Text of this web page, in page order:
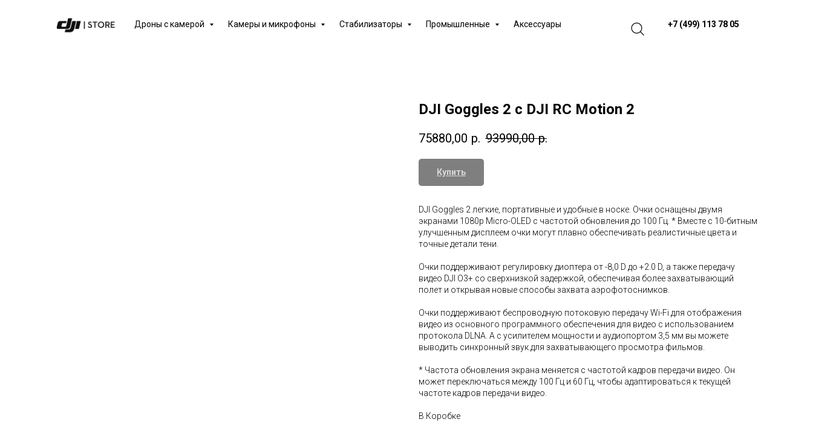
Дроны с камерой Камеры и микрофоны Стабилизаторы Промышленные Аксессуары +7 (499) 113 78 05
DJI Goggles 2 с DJI RC Motion 2
75880,00 р. 93990,00 р.
Купить
DJI Goggles 2 легкие, портативные и удобные в носке. Очки оснащены двумя
экранами 1080p Micro-OLED с частотой обновления до 100 Гц. * Вместе с 10-битным
улучшенным дисплеем очки могут плавно обеспечивать реалистичные цвета и
точные детали тени.
Очки поддерживают регулировку диоптера от -8,0 D до +2.0 D, а также передачу
видео DJI O3+ со сверхнизкой задержкой, обеспечивая более захватывающий
полет и открывая новые способы захвата аэрофотоснимков.
Очки поддерживают беспроводную потоковую передачу Wi-Fi для отображения
видео из основного программного обеспечения для видео с использованием
протокола DLNA. А с усилителем мощности и аудиопортом 3,5 мм вы можете
выводить синхронный звук для захватывающего просмотра фильмов.
* Частота обновления экрана меняется с частотой кадров передачи видео. Он
может переключаться между 100 Гц и 60 Гц, чтобы адаптироваться к текущей
частоте кадров передачи видео.
В Коробке